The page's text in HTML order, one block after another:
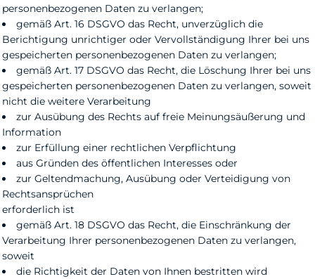
personenbezogenen Daten zu verlangen;
gemäß Art. 16 DSGVO das Recht, unverzüglich die
Berichtigung unrichtiger oder Vervollständigung Ihrer bei uns
gespeicherten personenbezogenen Daten zu verlangen;
gemäß Art. 17 DSGVO das Recht, die Löschung Ihrer bei uns
gespeicherten personenbezogenen Daten zu verlangen, soweit
nicht die weitere Verarbeitung
zur Ausübung des Rechts auf freie Meinungsäußerung und
Information
zur Erfüllung einer rechtlichen Verpflichtung
aus Gründen des öffentlichen Interesses oder
zur Geltendmachung, Ausübung oder Verteidigung von
Rechtsansprüchen
erforderlich ist
gemäß Art. 18 DSGVO das Recht, die Einschränkung der
Verarbeitung Ihrer personenbezogenen Daten zu verlangen,
soweit
die Richtigkeit der Daten von Ihnen bestritten wird